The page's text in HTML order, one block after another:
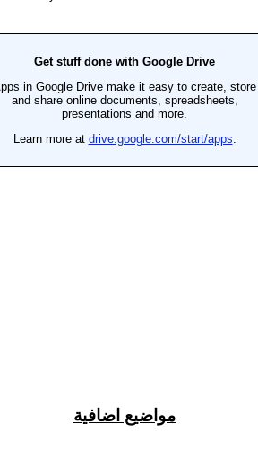
مواضيع اضافية